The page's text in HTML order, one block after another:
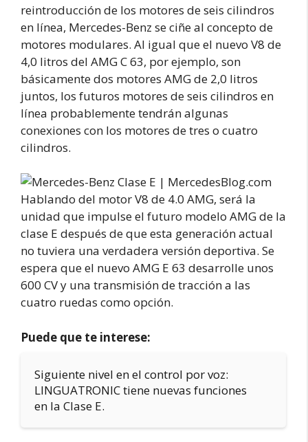
reintroducción de los motores de seis cilindros
en línea, Mercedes-Benz se ciñe al concepto de
motores modulares. Al igual que el nuevo V8 de
4,0 litros del AMG C 63, por ejemplo, son
básicamente dos motores AMG de 2,0 litros
juntos, los futuros motores de seis cilindros en
línea probablemente tendrán algunas
conexiones con los motores de tres o cuatro
cilindros.
Hablando del motor V8 de 4.0 AMG, será la
unidad que impulse el futuro modelo AMG de la
clase E después de que esta generación actual
no tuviera una verdadera versión deportiva. Se
espera que el nuevo AMG E 63 desarrolle unos
600 CV y una transmisión de tracción a las
cuatro ruedas como opción.
Puede que te interese:
Siguiente nivel en el control por voz:
LINGUATRONIC tiene nuevas funciones
en la Clase E.